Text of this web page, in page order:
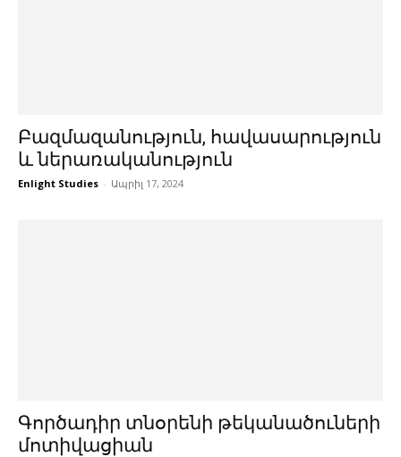
Բազմազանություն, հավասարություն
և ներառականություն
Enlight Studies - Ապրիլ 17, 2024
Գործադիր տնօրենի թեկանածուների
մոտիվացիան